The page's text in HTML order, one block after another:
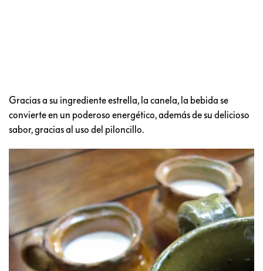
Gracias a su ingrediente estrella, la canela, la bebida se
convierte en un poderoso energético, además de su delicioso
sabor, gracias al uso del piloncillo.